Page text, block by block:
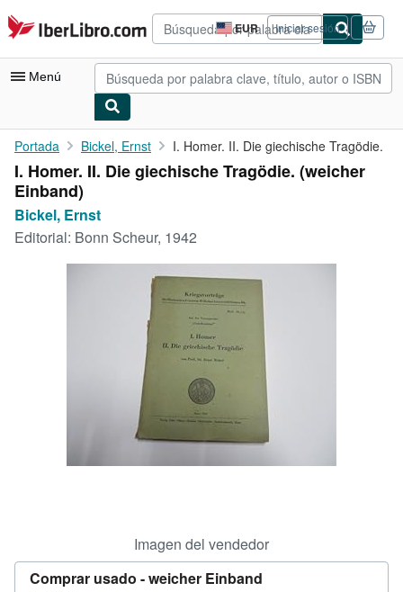
Pasar al contenido principal
IberLibro.com EUR
Preferencias
de
compra
del
Iniciar sesión
Menú
Mi cuenta
Consultar mis pedidos
Búsqueda avanzada
Colecciones
CERRAR
Portada Bickel, Ernst I. Homer. II. Die giechische Tragödie.
I. Homer. II. Die giechische Tragödie. (weicher
Einband)
Bickel, Ernst
Editorial: Bonn Scheur, 1942
Imagen del vendedor
Comprar usado -weicher Einband